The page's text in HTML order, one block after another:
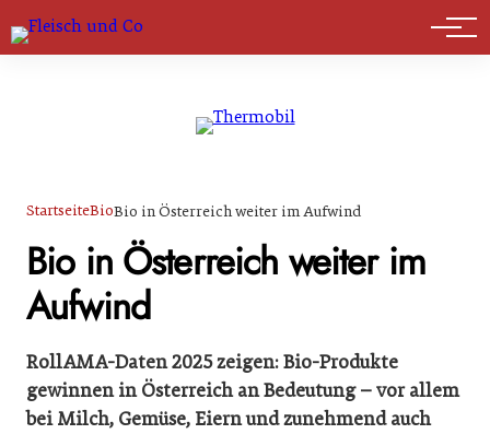
Marktführer
StartseiteBioBio in Österreich weiter im Aufwind
Bio in Österreich weiter im
Aufwind
RollAMA-Daten 2025 zeigen: Bio-Produkte
gewinnen in Österreich an Bedeutung – vor allem
bei Milch, Gemüse, Eiern und zunehmend auch